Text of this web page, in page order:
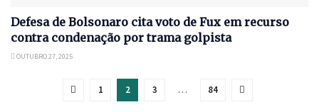
Defesa de Bolsonaro cita voto de Fux em recurso
contra condenação por trama golpista
OUTUBRO 27, 2025
1 2 3 … 84